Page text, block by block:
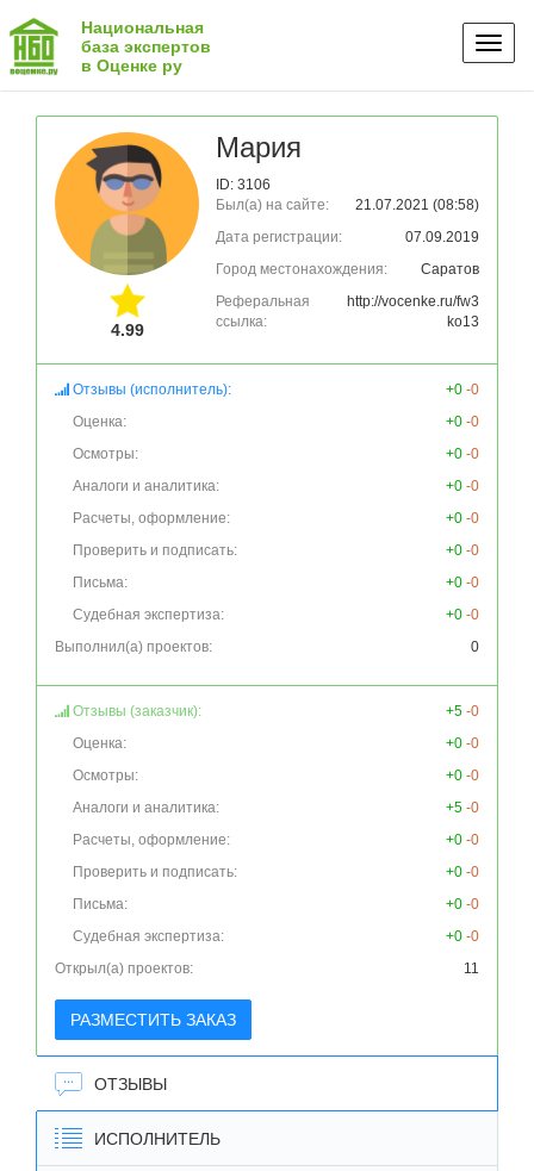
Национальная
база экспертов
в Оценке ру
4.99
Мария
ID: 3106
Был(а) на сайте:
21.07.2021 (08:58)
Дата регистрации:
07.09.2019
Город местонахождения:
Саратов
Реферальная
ссылка:
http://vocenke.ru/fw3
ko13
Отзывы (исполнитель): +0 -0
Оценка:
+0 -0
Осмотры:
+0 -0
Аналоги и аналитика:
+0 -0
Расчеты, оформление:
+0 -0
Проверить и подписать:
+0 -0
Письма:
+0 -0
Судебная экспертиза:
+0 -0
Выполнил(а) проектов:
0
Отзывы (заказчик): +5 -0
Оценка:
+0 -0
Осмотры:
+0 -0
Аналоги и аналитика:
+5 -0
Расчеты, оформление:
+0 -0
Проверить и подписать:
+0 -0
Письма:
+0 -0
Судебная экспертиза:
+0 -0
Открыл(а) проектов:
11
РАЗМЕСТИТЬ ЗАКАЗ
ОТЗЫВЫ
ИСПОЛНИТЕЛЬ